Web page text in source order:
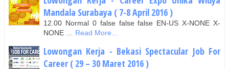
Mandala Surabaya ( 7-8 April 2016 )
12.00 Normal 0 false false false EN-US X-NONE X-
NONE …
Read More...
Lowongan Kerja - Bekasi Spectacular Job For
Career ( 29 – 30 Maret 2016 )